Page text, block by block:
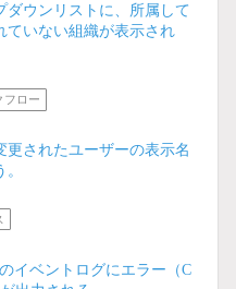
ダウンリストに、所属して
ていない組織が表示され
フロー
されたユーザーの表示名
イベントログにエラー（C